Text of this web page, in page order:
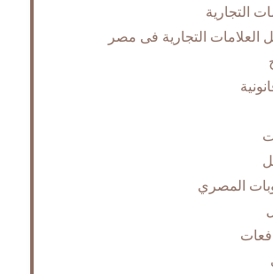
التجارية
العلامات التجارية فى مصر
المصري